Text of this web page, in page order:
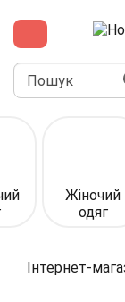
до
основного
вмісту
Пошук
Жіночий
одяг
Інтернет-